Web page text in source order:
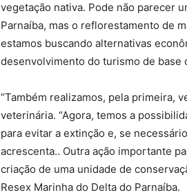
vegetação nativa. Pode não parecer
Parnaíba, mas o reflorestamento de
estamos buscando alternativas
desenvolvimento do turismo de base
“Também realizamos, pela primeira,
veterinária. “Agora, temos a
para evitar a extinção e, se
acrescenta.. Outra ação importante
criação de uma unidade de
Resex Marinha do Delta do Parnaíba.